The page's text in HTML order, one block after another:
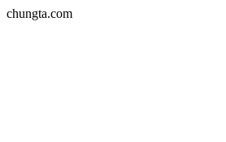
chungta.com